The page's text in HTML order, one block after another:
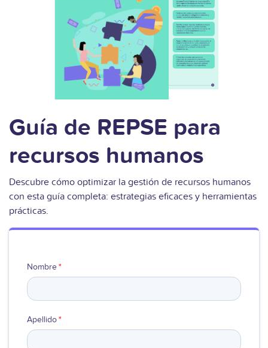
Guía de REPSE para
recursos humanos
Descubre cómo optimizar la gestión de recursos humanos
con esta guía completa: estrategias eficaces y herramientas
prácticas.
Nombre*
Apellido*